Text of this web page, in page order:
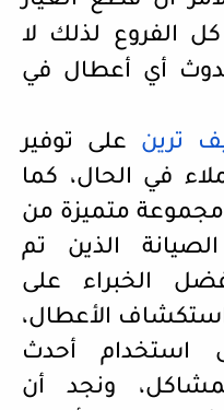
الفروع لذلك لا
أي أعطال في
ترين على توفير
في الحال، كما
متميزة من
الذين تم
الخبراء على
الأعطال،
استخدام أحدث
ونجد أن